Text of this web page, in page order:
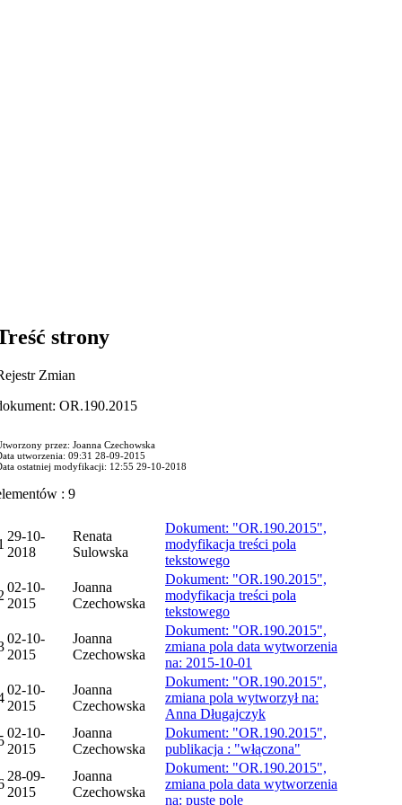
strony
Zmian
OR.190.2015
przez: Joanna Czechowska
utworzenia: 09:31 28-09-2015
ostatniej modyfikacji: 12:55 29-10-2018
: 9
29-10-
2018
Renata
Sulowska
Dokument: "OR.190.2015",
modyfikacja treści pola
tekstowego
02-10-
2015
Joanna
Czechowska
Dokument: "OR.190.2015",
modyfikacja treści pola
tekstowego
02-10-
2015
Joanna
Czechowska
Dokument: "OR.190.2015",
zmiana pola data wytworzenia
na: 2015-10-01
02-10-
2015
Joanna
Czechowska
Dokument: "OR.190.2015",
zmiana pola wytworzył na:
Anna Długajczyk
02-10-
2015
Joanna
Czechowska
Dokument: "OR.190.2015",
publikacja : "włączona"
28-09-
2015
Joanna
Czechowska
Dokument: "OR.190.2015",
zmiana pola data wytworzenia
na: puste pole